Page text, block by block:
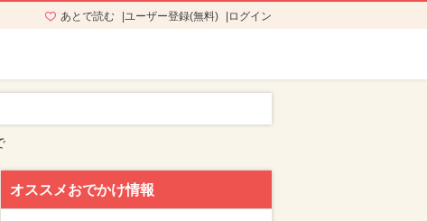
あとで読む ユーザー登録(無料) ログイン
オススメおでかけ情報